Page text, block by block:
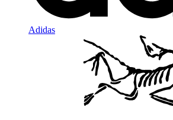
Adidas